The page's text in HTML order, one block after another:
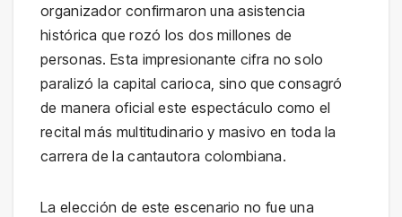
organizador confirmaron una asistencia
histórica que rozó los dos millones de
personas. Esta impresionante cifra no solo
paralizó la capital carioca, sino que consagró
de manera oficial este espectáculo como el
recital más multitudinario y masivo en toda la
carrera de la cantautora colombiana.
La elección de este escenario no fue una